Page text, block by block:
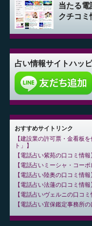
当たる電
クチコミ
占い情報サイトハッ
おすすめサイトリンク
建設業の許可票・金看板
ト」
電話占い紫苑の口コミ情報
電話占いミーシャ・コー
電話占い陸奥の口コミ情報
電話占い法蓮の口コミ情報
電話占いヴェルニの口コミ
電話占い宜保鑑定事務所の